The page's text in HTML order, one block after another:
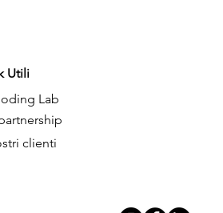
Utili
ding Lab
clienti